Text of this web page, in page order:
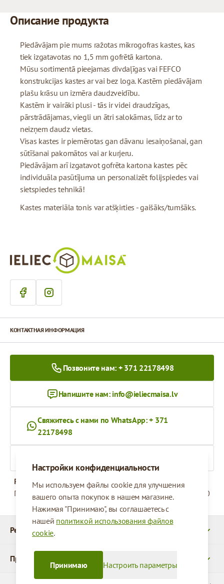
Описание продукта
Piedāvājam pie mums ražotas mikrogofras kastes, kas
tiek izgatavotas no 1,5 mm gofrētā kartona.
Mūsu sortimentā pieejamas divdaļīgas vai FEFCO
konstrukcijas kastes ar vai bez loga. Kastēm piedāvājam
plašu krāsu un izmēra daudzveidību.
Kastēm ir vairāki plusi - tās ir videi draudzīgas,
pārstrādājamas, viegli un ātri salokāmas, līdz ar to
neizņem daudz vietas.
Visas kastes ir piemērotas gan dāvanu iesaiņošanai, gan
sūtīšanai pakomātos vai ar kurjeru.
Piedāvājam arī izgatavot gofrēta kartona kastes pēc
individuāla pasūtījuma un personalizēt folijspiedes vai
sietspiedes tehnikā!
Kastes materiāla tonis var atšķirties - gaišāks/tumšāks.
Настройки конфиденциальности
Мы используем файлы cookie для улучшения
вашего опыта покупок в нашем магазине.
Нажимая "Принимаю", вы соглашаетесь с
нашей политикой использования файлов
cookie.
Настроить параметры
Принимаю
Реквизиты
Продукты
КОНТАКТНАЯ ИНФОРМАЦИЯ
Позвоните нам: + 371 22178498
Напишите нам: info@ieliecmaisa.lv
Свяжитесь с нами по WhatsApp: + 371
22178498
Рабочее время
Понедельник - Пятница
09:00 - 17:00